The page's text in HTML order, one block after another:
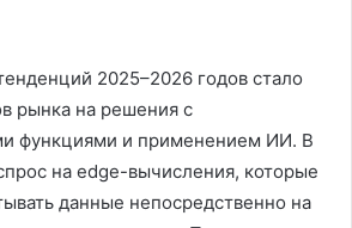
2025–2026 годов стало
рынка на решения с
функциями и применением ИИ. В
на edge-вычисления, которые
данные непосредственно на